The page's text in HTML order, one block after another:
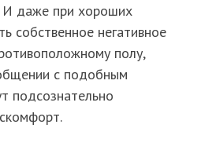
И даже при хороших
собственное негативное
полу,
с подобным
подсознательно